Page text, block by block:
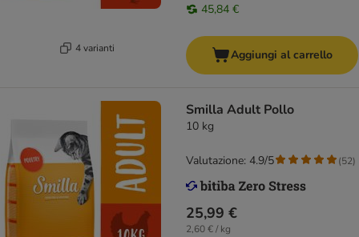
4 varianti
45,84 €
Aggiungi al carrello
Smilla Adult Pollo
10 kg
25,99 €
2,60 € / kg
Valutazione: 4.9/5 (52)